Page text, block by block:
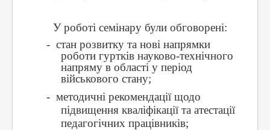
У роботі семінару були обговорені:
- стан розвитку та нові напрямки
роботи гуртків науково-технічного
напряму в області у період
військового стану;
- методичні рекомендації щодо
підвищення кваліфікації та атестації
педагогічних працівників;